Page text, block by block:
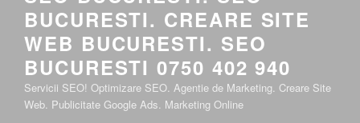
BUCURESTI. CREARE SITE
WEB BUCURESTI. SEO
BUCURESTI 0750 402 940
Servicii SEO! Optimizare SEO. Agentie de Marketing. Creare Site
Web. Publicitate Google Ads. Marketing Online